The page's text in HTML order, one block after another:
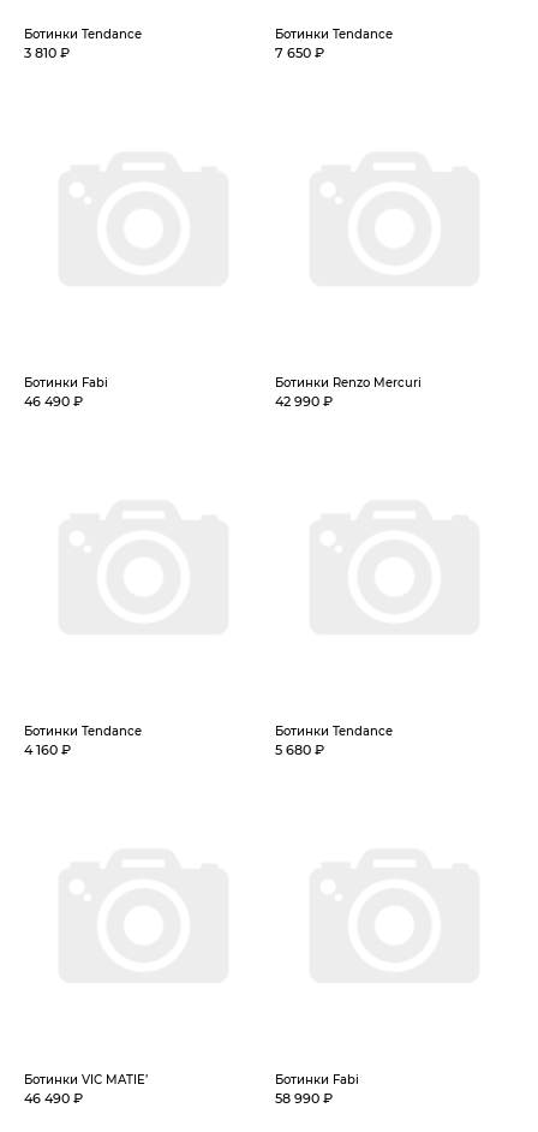
Ботинки Tendance
3 810 ₽
Ботинки Tendance
7 650 ₽
Ботинки Fabi
46 490 ₽
Ботинки Renzo Mercuri
42 990 ₽
Ботинки Tendance
4 160 ₽
Ботинки Tendance
5 680 ₽
Ботинки VIC MATIE’
46 490 ₽
Ботинки Fabi
58 990 ₽